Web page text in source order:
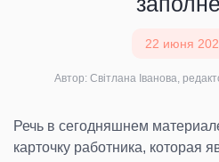
22 июня
Автор: Світлана Іванова,
Речь в сегодняшнем
карточку работника, которая